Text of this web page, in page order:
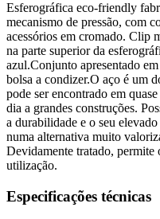
Esferográfica eco-friendly
mecanismo de pressão, com
acessórios em cromado. Clip
na parte superior da
azul.Conjunto apresentado
bolsa a condizer.O aço é um
pode ser encontrado em
dia a grandes construções.
a durabilidade e o seu
numa alternativa muito
Devidamente tratado, permite
utilização.
Especificações técnicas